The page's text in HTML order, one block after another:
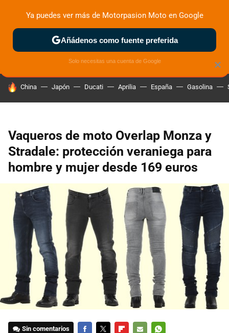
ZONA DE PRUEBAS DEPORTIVAS MOTOS ELÉCTRICAS
HOY SE HABLA DE
China Japón Ducati Aprilia España Gasolina
Vaqueros de moto Overlap Monza y
Stradale: protección veraniega para
hombre y mujer desde 169 euros
Sin comentarios
×
Ya puedes ver más de Motorpasion Moto en Google
Añádenos como fuente preferida
Solo necesitas una cuenta de Google